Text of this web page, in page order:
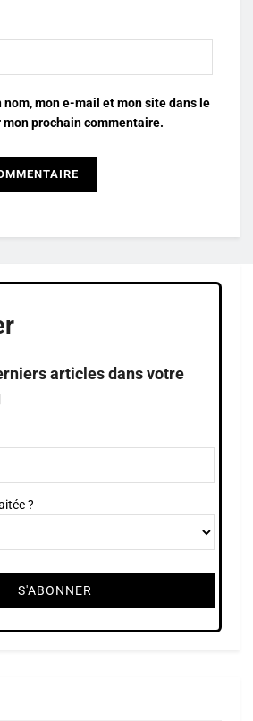
nom, mon e-mail et mon site dans le
prochain commentaire.
articles dans votre
?